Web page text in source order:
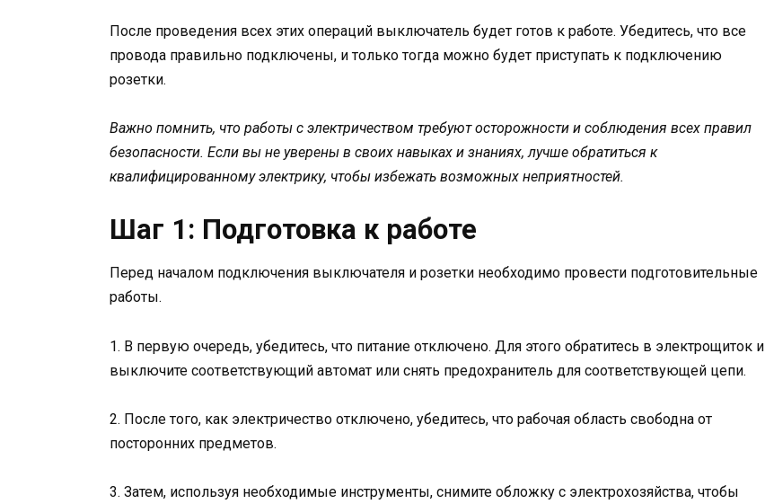
После проведения всех этих операций выключатель будет готов к работе. Убедитесь, что все
провода правильно подключены, и только тогда можно будет приступать к подключению
розетки.
Важно помнить, что работы с электричеством требуют осторожности и соблюдения всех правил
безопасности. Если вы не уверены в своих навыках и знаниях, лучше обратиться к
квалифицированному электрику, чтобы избежать возможных неприятностей.
Шаг 1: Подготовка к работе
Перед началом подключения выключателя и розетки необходимо провести подготовительные
работы.
1. В первую очередь, убедитесь, что питание отключено. Для этого обратитесь в электрощиток и
выключите соответствующий автомат или снять предохранитель для соответствующей цепи.
2. После того, как электричество отключено, убедитесь, что рабочая область свободна от
посторонних предметов.
3. Затем, используя необходимые инструменты, снимите обложку с электрохозяйства, чтобы